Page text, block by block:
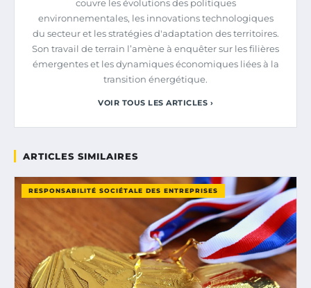
couvre les évolutions des politiques
environnementales, les innovations technologiques
du secteur et les stratégies d'adaptation des territoires.
Son travail de terrain l’amène à enquêter sur les filières
émergentes et les dynamiques économiques liées à la
transition énergétique.
VOIR TOUS LES ARTICLES ›
ARTICLES SIMILAIRES
RESPONSABILITÉ SOCIÉTALE DES ENTREPRISES